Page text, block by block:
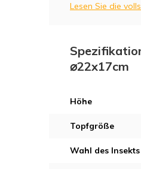
Lesen Sie die
⌀22x17cm
Höhe
Topfgröße
Wahl des Insekts